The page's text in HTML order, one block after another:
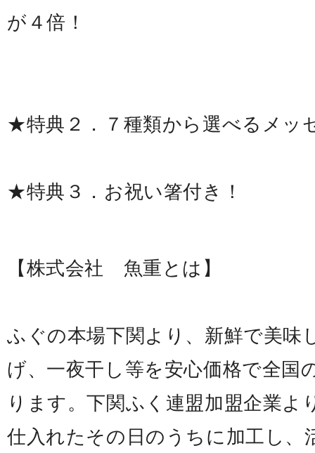
が４倍！
★特典２．７種類から選べるメッ
★特典３．お祝い箸付き！
【株式会社 魚重とは】
ふぐの本場下関より、新鮮で美味
げ、一夜干し等を安心価格で全国
ります。下関ふく連盟加盟企業よ
仕入れたその日のうちに加工し、